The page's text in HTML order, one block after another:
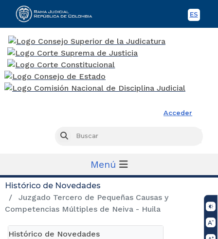
ES
Acceder
Buscar
Menú
Histórico de Novedades
Juzgado Tercero de Pequeñas Causas y
Competencias Múltiples de Neiva - Huila
Histórico de Novedades